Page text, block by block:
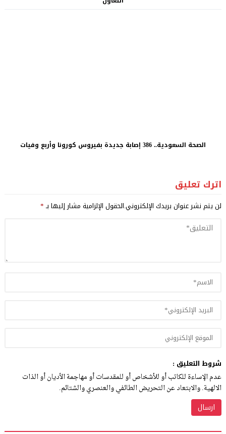
الصحة السعودية.. 386 إصابة جديدة بفيروس كورونا وأربع وفيات
اترك تعليق
لن يتم نشر عنوان بريدك الإلكتروني.الحقول الإلزامية مشار إليها بـ*
شروط التعليق :
عدم الإساءة للكاتب أو للأشخاص أو للمقدسات أو مهاجمة الأديان أو الذات
الالهية. والابتعاد عن التحريض الطائفي والعنصري والشتائم.